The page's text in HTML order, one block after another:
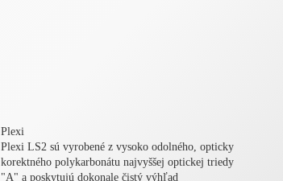
Plexi
Plexi LS2 sú vyrobené z vysoko odolného, opticky
korektného polykarbonátu najvyššej optickej triedy
"A" a poskytujú dokonale čistý výhľad